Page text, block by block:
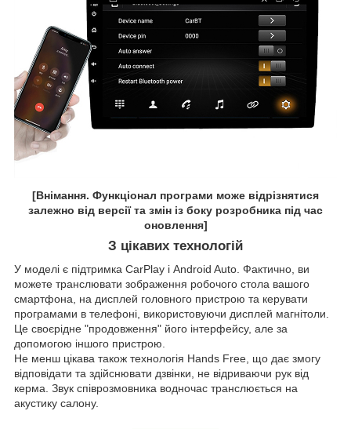
[Внімання. Функціонал програми може відрізнятися
залежно від версії та змін із боку розробника під час
оновлення]
З цікавих технологій
У моделі є підтримка CarPlay і Android Auto. Фактично, ви
можете транслювати зображення робочого стола вашого
смартфона, на дисплей головного пристрою та керувати
програмами в телефоні, використовуючи дисплей магнітоли.
Це своєрідне "продовження" його інтерфейсу, але за
допомогою іншого пристрою.
Не менш цікава також технологія Hands Free, що дає змогу
відповідати та здійснювати дзвінки, не відриваючи рук від
керма. Звук співрозмовника водночас транслюється на
акустику салону.